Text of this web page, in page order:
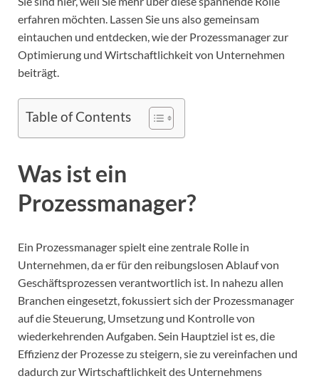
erfahren möchten. Lassen Sie uns also gemeinsam
eintauchen und entdecken, wie der Prozessmanager zur
Optimierung und Wirtschaftlichkeit von Unternehmen
beiträgt.
Table of Contents
Was ist ein
Prozessmanager?
Ein Prozessmanager spielt eine zentrale Rolle in
Unternehmen, da er für den reibungslosen Ablauf von
Geschäftsprozessen verantwortlich ist. In nahezu allen
Branchen eingesetzt, fokussiert sich der Prozessmanager
auf die Steuerung, Umsetzung und Kontrolle von
wiederkehrenden Aufgaben. Sein Hauptziel ist es, die
Effizienz der Prozesse zu steigern, sie zu vereinfachen und
dadurch zur Wirtschaftlichkeit des Unternehmens